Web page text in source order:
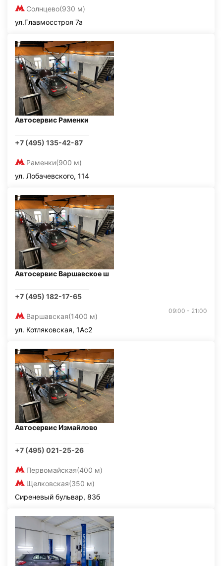
Солнцево(930 м)
ул.Главмосстроя 7а
Автосервис Раменки
+7 (495) 135-42-87
Раменки(900 м)
ул. Лобачевского, 114
Автосервис Варшавское ш
+7 (495) 182-17-65
Варшавская(1400 м)
09:00 - 21:00
ул. Котляковская, 1Ас2
Автосервис Измайлово
+7 (495) 021-25-26
Первомайская(400 м)
Щелковская(350 м)
Сиреневый бульвар, 83б